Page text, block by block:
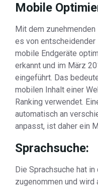
Mobile
Mit dem
es von
mobile Endgeräte
erkannt und im März
eingeführt. Das
mobilen Inhalt einer
Ranking verwendet.
automatisch an
anpasst, ist daher ein
Sprachsuche:
Die Sprachsuche hat
zugenommen und wird